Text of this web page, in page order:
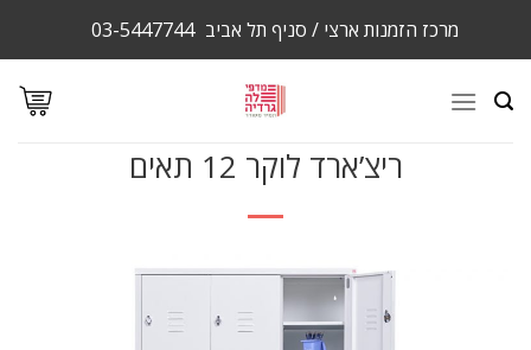
מרכז הזמנות ארצי / סניף תל אביב 03-5447744
ריצ’ארד לוקר 12 תאים